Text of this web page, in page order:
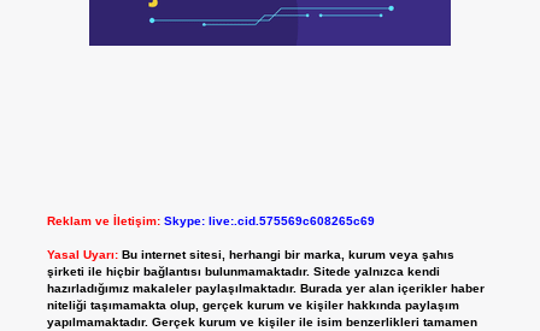
Reklam ve İletişim: Skype: live:.cid.575569c608265c69
Yasal Uyarı: Bu internet sitesi, herhangi bir marka, kurum veya şahıs
şirketi ile hiçbir bağlantısı bulunmamaktadır. Sitede yalnızca kendi
hazırladığımız makaleler paylaşılmaktadır. Burada yer alan içerikler haber
niteliği taşımamakta olup, gerçek kurum ve kişiler hakkında paylaşım
yapılmamaktadır. Gerçek kurum ve kişiler ile isim benzerlikleri tamamen